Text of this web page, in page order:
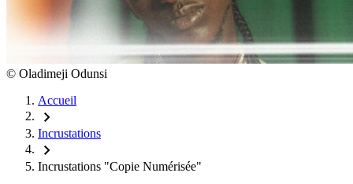
© Oladimeji Odunsi
Accueil
chevron_right
Incrustations
chevron_right
Incrustations "Copie Numérisée"